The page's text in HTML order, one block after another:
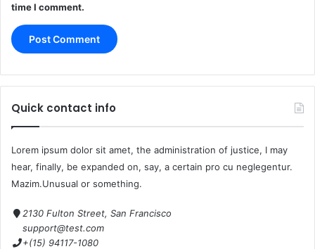
time I comment.
Quick contact info
Lorem ipsum dolor sit amet, the administration of justice, I may
hear, finally, be expanded on, say, a certain pro cu neglegentur.
Mazim.Unusual or something.
2130 Fulton Street, San Francisco
support@test.com
+(15) 94117-1080